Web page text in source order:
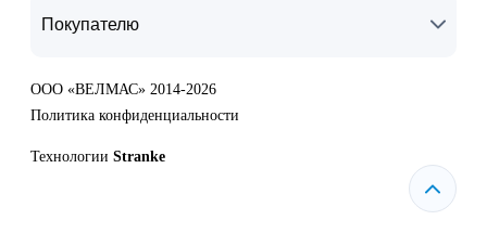
Покупателю
ООО «ВЕЛМАС» 2014-2026
Политика конфиденциальности
Технологии Stranke